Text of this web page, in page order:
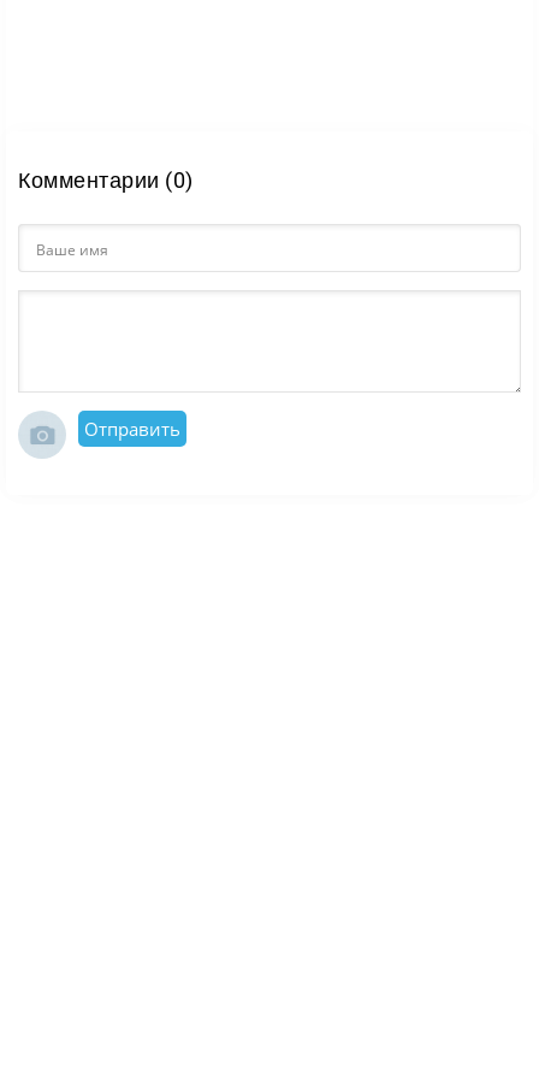
Комментарии (0)
Отправить